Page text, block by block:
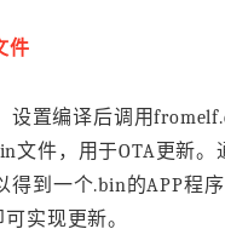
件
设置编译后调用
文件，用于OTA更新。
得到一个.bin的APP程
实现更新。